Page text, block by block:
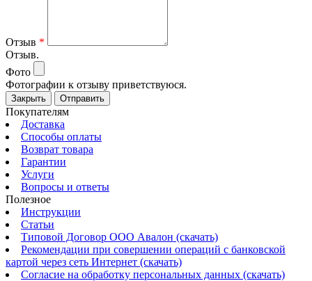
Отзыв *
Отзыв.
Фото
Фотографии к отзыву приветствуюся.
Закрыть Отправить
Покупателям
Доставка
Способы оплаты
Возврат товара
Гарантии
Услуги
Вопросы и ответы
Полезное
Инструкции
Статьи
Типовой Договор ООО Авалон (скачать)
Рекомендации при совершении операций с банковской
картой через сеть Интернет (скачать)
Согласие на обработку персональных данных (скачать)